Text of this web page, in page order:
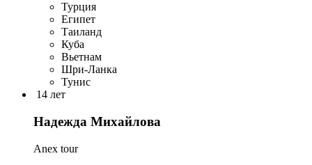
Турция
Египет
Таиланд
Куба
Вьетнам
Шри-Ланка
Тунис
14 лет
Надежда Михайлова
Anex tour